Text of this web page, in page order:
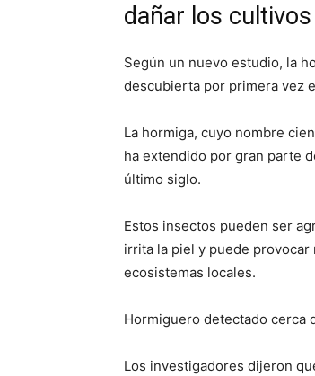
dañar los
Según un nuevo estudio, la
descubierta por primera vez
La hormiga, cuyo nombre
ha extendido por gran parte
último siglo.
Estos insectos pueden ser
irrita la piel y puede
ecosistemas locales.
Hormiguero detectado cerca
Los investigadores dijeron